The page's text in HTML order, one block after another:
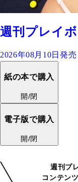
週刊プレイ
2026年08月10日発売
紙の本で購入
開/閉
電子版で購入
開/閉
週刊プ
コンテン